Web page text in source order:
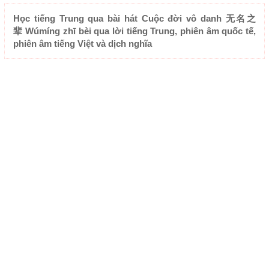
Học tiếng Trung qua bài hát Cuộc đời vô danh 无名之
辈 Wúmíng zhī bèi qua lời tiếng Trung, phiên âm quốc tế,
phiên âm tiếng Việt và dịch nghĩa